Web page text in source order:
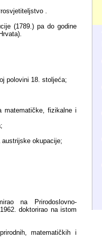
.
(1789.) pa do godine
polovini 18. stoljeća;
matematičke, fizikalne i
okupacije;
na Prirodoslovno-
doktorirao na istom
matematičkih i